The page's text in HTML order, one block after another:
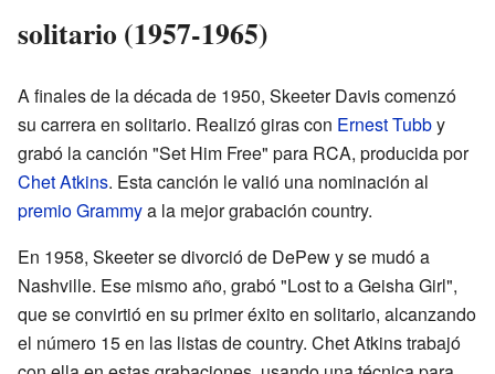
solitario (1957-1965)
A finales de la década de 1950, Skeeter Davis comenzó
su carrera en solitario. Realizó giras con Ernest Tubby
grabó la canción "Set Him Free" para RCA, producida por
Chet Atkins. Esta canción le valió una nominación al
premio Grammya la mejor grabación country.
En 1958, Skeeter se divorció de DePew y se mudó a
Nashville. Ese mismo año, grabó "Lost to a Geisha Girl",
que se convirtió en su primer éxito en solitario, alcanzando
el número 15 en las listas de country. Chet Atkins trabajó